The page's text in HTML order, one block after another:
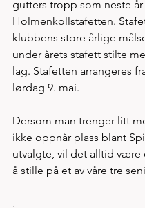
gutters tropp som neste
Holmenkollstafetten.
klubbens store årlige
under årets stafett stilte
lag. Stafetten arrangeres
lørdag 9. mai.
Dersom man trenger litt
ikke oppnår plass blant
utvalgte, vil det alltid være
å stille på et av våre tre
.